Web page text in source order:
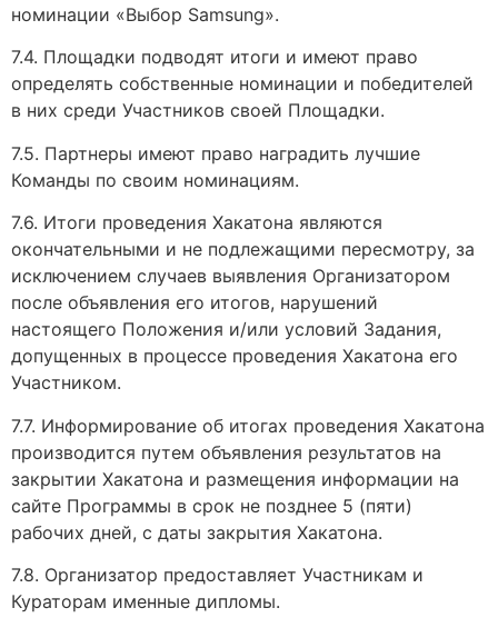
номинации «Выбор Samsung».
7.4. Площадки подводят итоги и имеют право
определять собственные номинации и победителей
в них среди Участников своей Площадки.
7.5. Партнеры имеют право наградить лучшие
Команды по своим номинациям.
7.6. Итоги проведения Хакатона являются
окончательными и не подлежащими пересмотру, за
исключением случаев выявления Организатором
после объявления его итогов, нарушений
настоящего Положения и/или условий Задания,
допущенных в процессе проведения Хакатона его
Участником.
7.7. Информирование об итогах проведения Хакатона
производится путем объявления результатов на
закрытии Хакатона и размещения информации на
сайте Программы в срок не позднее 5 (пяти)
рабочих дней, с даты закрытия Хакатона.
7.8. Организатор предоставляет Участникам и
Кураторам именные дипломы.